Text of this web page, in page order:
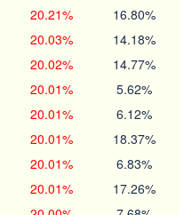
20.21% 16.80%
20.03% 14.18%
20.02% 14.77%
20.01% 5.62%
20.01% 6.12%
20.01% 18.37%
20.01% 6.83%
20.01% 17.26%